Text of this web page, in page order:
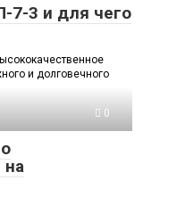
7-3 и для чего
и долговечного
0
на